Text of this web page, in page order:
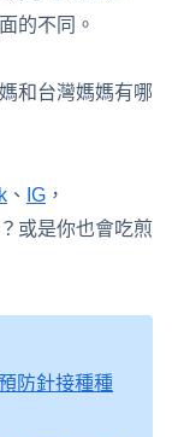
的不同。
和台灣媽媽有哪
、 IG ，
或是你也會吃煎
防針接種種